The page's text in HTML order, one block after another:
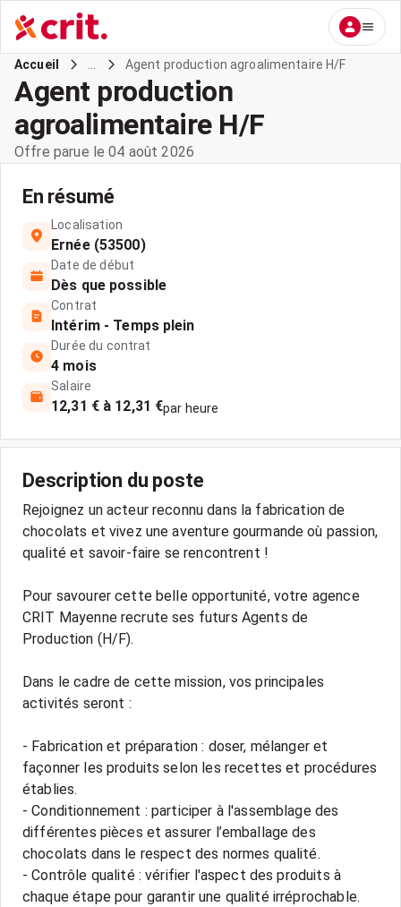
Accueil Agent production agroalimentaire H/F
Agent production
agroalimentaire H/F
Offre parue le 04 août 2026
En résumé
Localisation
Ernée (53500)
Date de début
Dès que possible
Contrat
Intérim - Temps plein
Durée du contrat
4 mois
Salaire
12,31 € à 12,31 €par heure
Description du poste
Rejoignez un acteur reconnu dans la fabrication de
chocolats et vivez une aventure gourmande où passion,
qualité et savoir-faire se rencontrent !
Pour savourer cette belle opportunité, votre agence
CRIT Mayenne recrute ses futurs Agents de
Production (H/F).
Dans le cadre de cette mission, vos principales
activités seront :
- Fabrication et préparation : doser, mélanger et
façonner les produits selon les recettes et procédures
établies.
- Conditionnement : participer à l'assemblage des
différentes pièces et assurer l’emballage des
chocolats dans le respect des normes qualité.
- Contrôle qualité : vérifier l'aspect des produits à
chaque étape pour garantir une qualité irréprochable.